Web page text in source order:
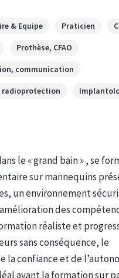
& Equipe Praticien
Prothèse, CFAO
communication
radioprotection
le « grand bain » , se
sur mannequins
un environnement
des
réaliste et
sans conséquence, le
confiance et de
avant la formation sur